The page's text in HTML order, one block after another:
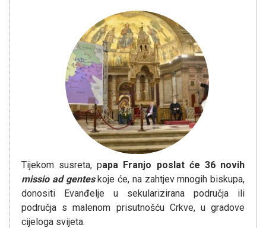
Tijekom susreta, papa Franjo poslat će 36 novih
missio ad gentes koje će, na zahtjev mnogih biskupa,
donositi Evanđelje u sekularizirana područja ili
područja s malenom prisutnošću Crkve, u gradove
cijeloga svijeta.